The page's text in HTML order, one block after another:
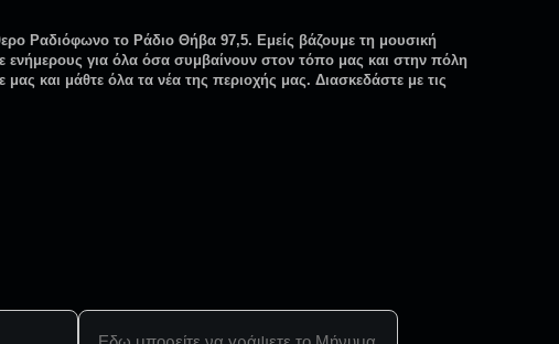
Ραδιόφωνο το Ράδιο Θήβα 97,5. Εμείς βάζουμε τη μουσική
για όλα όσα συμβαίνουν στον τόπο μας και στην πόλη
και μάθτε όλα τα νέα της περιοχής μας. Διασκεδάστε με τις